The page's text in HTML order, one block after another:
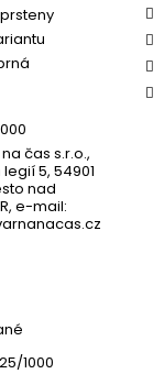
čas s.r.o.,
5, 54901
nad
e-mail:
1000